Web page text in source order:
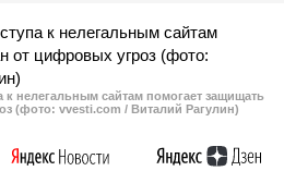
к нелегальным сайтам помогает защищать
(фото: vvesti.com / Виталий Рагулин)